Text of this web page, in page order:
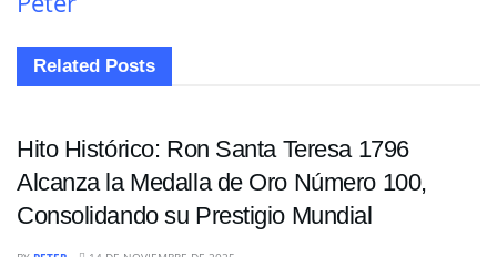
Related Posts
ENTRETENIMIENTO
Hito Histórico: Ron Santa Teresa 1796
Alcanza la Medalla de Oro Número 100,
Consolidando su Prestigio Mundial